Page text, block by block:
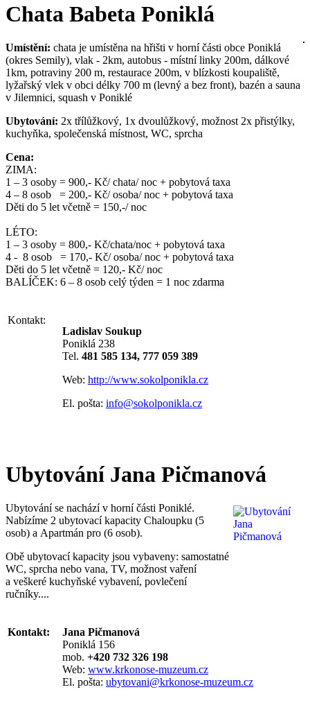
Chata Babeta Poniklá
Umístění: chata je umístěna na hřišti v horní části obce Poniklá
(okres Semily), vlak - 2km, autobus - místní linky 200m, dálkové
1km, potraviny 200 m, restaurace 200m, v blízkosti koupaliště,
lyžařský vlek v obci délky 700 m (levný a bez front), bazén a sauna
v Jilemnici, squash v Poniklé
Ubytování: 2x třílůžkový, 1x dvoulůžkový, možnost 2x přistýlky,
kuchyňka, společenská místnost, WC, sprcha
Cena:
ZIMA:
1 – 3 osoby = 900,- Kč/ chata/ noc + pobytová taxa
4 – 8 osob = 200,- Kč/ osoba/ noc + pobytová taxa
Děti do 5 let včetně = 150,-/ noc
LÉTO:
1 – 3 osoby = 800,- Kč/chata/noc + pobytová taxa
4 - 8 osob = 170,- Kč/ osoba/ noc + pobytová taxa
Děti do 5 let včetně = 120,- Kč/ noc
BALÍČEK: 6 – 8 osob celý týden = 1 noc zdarma
Kontakt:
Ladislav Soukup
Poniklá 238
Tel. 481 585 134, 777 059 389
Web: http://www.sokolponikla.cz
El. pošta: info@sokolponikla.cz
Ubytování Jana Pičmanová
Ubytování se nachází v horní části Poniklé.
Nabízíme 2 ubytovací kapacity Chaloupku (5
osob) a Apartmán pro (6 osob).
Obě ubytovací kapacity jsou vybaveny: samostatné
WC, sprcha nebo vana, TV, možnost vaření
a veškeré kuchyňské vybavení, povlečení
ručníky....
Kontakt:
Jana Pičmanová
Poniklá 156
mob. +420 732 326 198
Web: www.krkonose-muzeum.cz
El. pošta: ubytovani@krkonose-muzeum.cz